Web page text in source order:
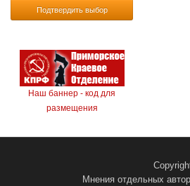
Подтвердить выбор
Наш баннер - код для
размещения
Мнения отдельных